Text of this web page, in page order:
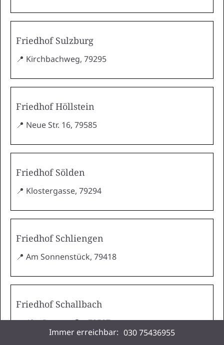
Friedhof Sulzburg
📍 Kirchbachweg, 79295
Friedhof Höllstein
📍 Neue Str. 16, 79585
Friedhof Sölden
📍 Klostergasse, 79294
Friedhof Schliengen
📍 Am Sonnenstück, 79418
Friedhof Schallbach
📍 Alte Poststraße, 79597
Immer erreichbar: 030 75436955